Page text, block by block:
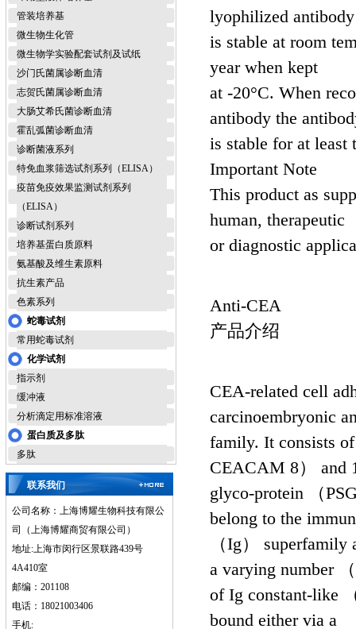
管装培养基
微生物生化管
微生物学实验配套试剂及试纸
沙门氏菌属诊断血清
志贺氏菌属诊断血清
大肠艾希氏菌诊断血清
霍乱弧菌诊断血清
诊断菌液系列
特免血浆筛选试剂系列（ELISA）
疫苗免疫效果监测试剂系列
（ELISA）
诊断试剂系列
培养基蛋白质原料
氨基酸及维生素原料
抗生素产品
色素系列
蛇毒试剂
常用蛇毒试剂
化学试剂
指示剂
缓冲液
分析滴定用标准溶液
蛋白质及多肽
多肽
联系我们
公司名称：上海博耀生物科技有限公
司（上海博耀商贸有限公司）
地址:上海市闵行区景联路439号
4A410室
邮编：201108
电话：18021003406
手机:
lyophilized antibody
is stable at room
year when kept
at -20°C. When
antibody the
is stable for at least
Important Note
This product as
human, therapeutic
or diagnostic
Anti-CEA
产品介绍
CEA-related cell
carcinoembryonic
family. It consists
CEACAM 8） and
glyco-protein （
belong to the
（Ig）
a varying number
of Ig constant-like
bound either via a